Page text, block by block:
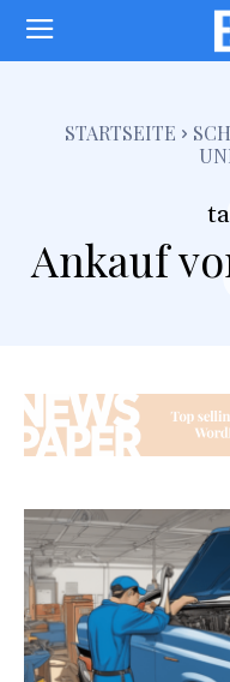
STARTSEITE
Ankauf